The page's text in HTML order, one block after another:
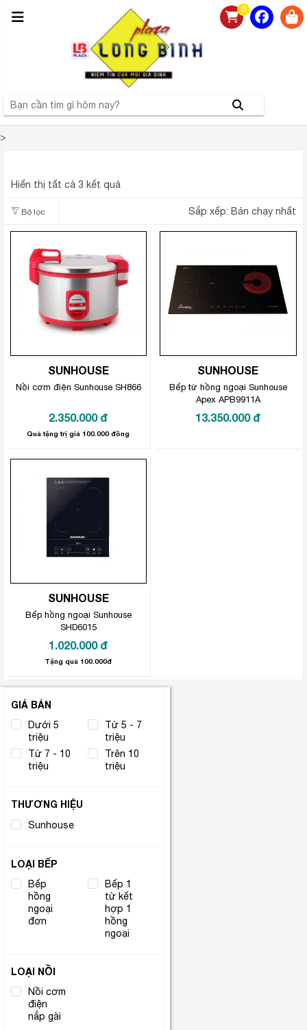
0
>
Hiển thị tất cả 3 kết quả
Bộ lọc Sắp xếp: Bán chạy nhất
SUNHOUSE
Nồi cơm điện Sunhouse SH866
2.350.000 đ
Quà tặng trị giá 100.000 đồng
SUNHOUSE
Bếp từ hồng ngoại Sunhouse
Apex APB9911A
13.350.000 đ
SUNHOUSE
Bếp hồng ngoại Sunhouse
SHD6015
1.020.000 đ
Tặng quà 100.000đ
GIÁ BÁN
Dưới 5
triệu
Từ 5 - 7
triệu
Từ 7 - 10
triệu
Trên 10
triệu
THƯƠNG HIỆU
Sunhouse
LOẠI BẾP
Bếp
hồng
ngoại
đơn
Bếp 1
từ kết
hợp 1
hồng
ngoại
LOẠI NỒI
Nồi cơm
điện
nắp gài